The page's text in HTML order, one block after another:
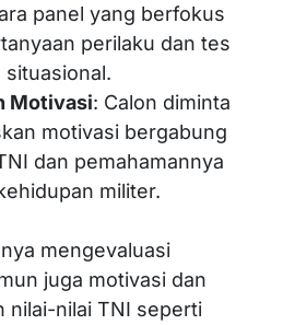
panel yang berfokus
perilaku dan tes
situasional.
Motivasi: Calon diminta
motivasi bergabung
dan pemahamannya
militer.
mengevaluasi
juga motivasi dan
nilai-nilai TNI seperti